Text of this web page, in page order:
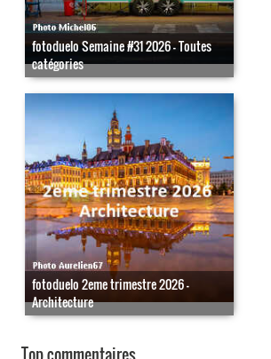
fotoduelo Semaine #31 2026 - Toutes
catégories
fotoduelo 2eme trimestre 2026 -
Architecture
Top commentaires